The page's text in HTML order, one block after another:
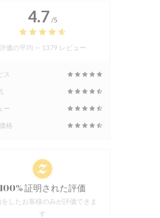
4.7 /5
価の平均 — 1379 レビュー
ス
ー
格
100% 証明された評価
をしたお客様のみが評価できま
す